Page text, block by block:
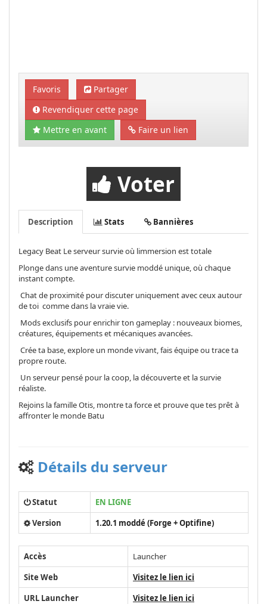
Favoris
Partager
Revendiquer cette page
Mettre en avant
Faire un lien
Voter
Description Stats Bannières
Legacy Beat Le serveur survie où limmersion est totale
Plonge dans une aventure survie moddé unique, où chaque
instant compte.
Chat de proximité pour discuter uniquement avec ceux autour
de toi comme dans la vraie vie.
Mods exclusifs pour enrichir ton gameplay : nouveaux biomes,
créatures, équipements et mécaniques avancées.
Crée ta base, explore un monde vivant, fais équipe ou trace ta
propre route.
Un serveur pensé pour la coop, la découverte et la survie
réaliste.
Rejoins la famille Otis, montre ta force et prouve que tes prêt à
affronter le monde Batu
Détails du serveur
Statut
EN LIGNE
Version
1.20.1 moddé (Forge + Optifine)
Accès
Launcher
Site Web
Visitez le lien ici
URL Launcher
Visitez le lien ici